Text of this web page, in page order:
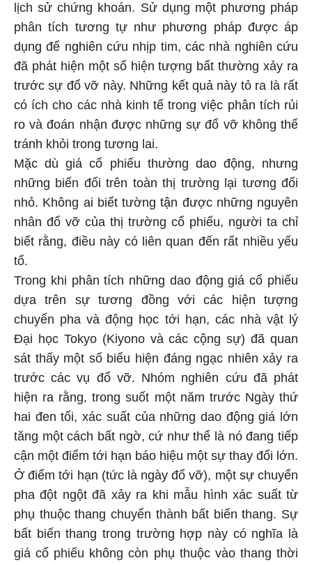
lịch sử chứng khoán. Sử dụng một phương pháp
phân tích tương tự như phương pháp được áp
dụng để nghiên cứu nhịp tim, các nhà nghiên cứu
đã phát hiện một số hiện tượng bất thường xảy ra
trước sự đổ vỡ này. Những kết quả này tỏ ra là rất
có ích cho các nhà kinh tế trong việc phân tích rủi
ro và đoán nhận được những sự đổ vỡ không thể
tránh khỏi trong tương lai.
Mặc dù giá cổ phiếu thường dao động, nhưng
những biến đổi trên toàn thị trường lại tương đối
nhỏ. Không ai biết tường tận được những nguyên
nhân đổ vỡ của thị trường cổ phiếu, người ta chỉ
biết rằng, điều này có liên quan đến rất nhiều yếu
tố.
Trong khi phân tích những dao động giá cổ phiếu
dựa trên sự tương đồng với các hiện tượng
chuyển pha và động học tới hạn, các nhà vật lý
Đại học Tokyo (Kiyono và các cộng sự) đã quan
sát thấy một số biểu hiện đáng ngạc nhiên xảy ra
trước các vụ đổ vỡ. Nhóm nghiên cứu đã phát
hiện ra rằng, trong suốt một năm trước Ngày thứ
hai đen tối, xác suất của những dao động giá lớn
tăng một cách bất ngờ, cứ như thể là nó đang tiếp
cận một điểm tới hạn báo hiệu một sự thay đổi lớn.
Ở điểm tới hạn (tức là ngày đổ vỡ), một sự chuyển
pha đột ngột đã xảy ra khi mẫu hình xác suất từ
phụ thuộc thang chuyển thành bất biến thang. Sự
bất biến thang trong trường hợp này có nghĩa là
giá cổ phiếu không còn phụ thuộc vào thang thời